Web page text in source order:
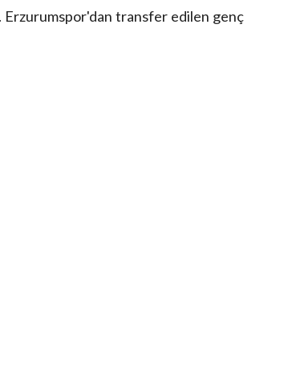
transfer edilen genç